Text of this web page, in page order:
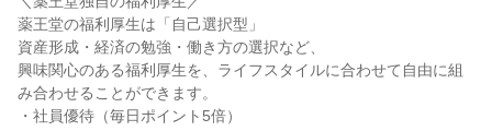
薬王堂の福利厚生は「自己選択型」
資産形成・経済の勉強・働き方の選択など、
興味関心のある福利厚生を、ライフスタイルに合わせて自由に組
み合わせることができます。
・社員優待（毎日ポイント5倍）